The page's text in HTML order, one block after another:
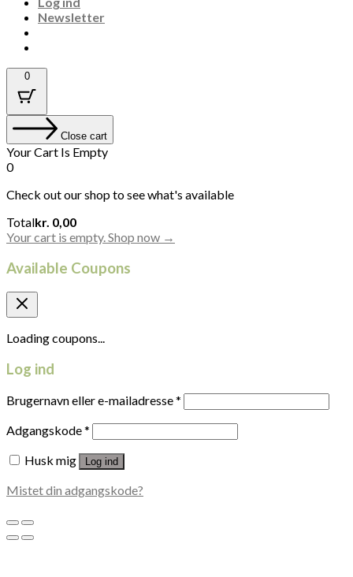
Newsletter
0
Close cart
Your Cart Is Empty
0
Check out our shop to see what's available
Cart
Total:
Totalkr. 0,00
Your cart is empty. Shop now →
Available Coupons
Loading coupons...
Log ind
Brugernavn eller e-mailadresse*
Adgangskode*
Husk mig
Log ind
Mistet din adgangskode?